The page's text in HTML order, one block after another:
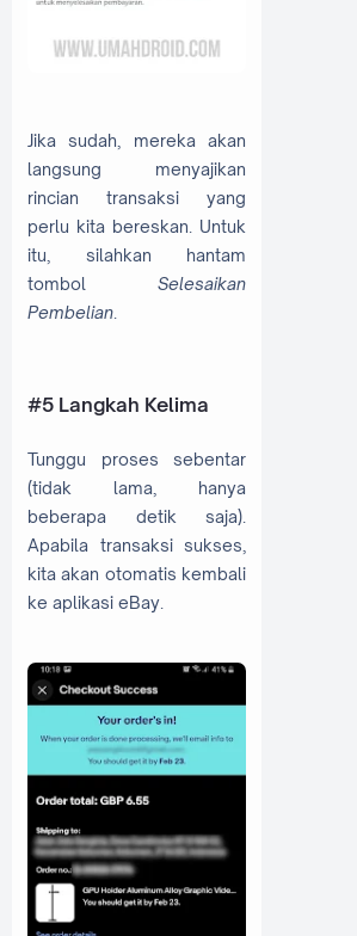
Jika sudah, mereka akan
langsung menyajikan
rincian transaksi yang
perlu kita bereskan. Untuk
itu, silahkan hantam
tombol Selesaikan
Pembelian
#5 Langkah Kelima
Tunggu proses sebentar
(tidak lama, hanya
beberapa detik saja).
Apabila transaksi sukses,
kita akan otomatis kembali
ke aplikasi eBay.